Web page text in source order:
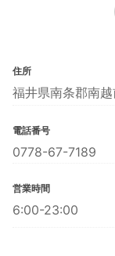
住所
福井県南条郡南
電話番号
0778-67-7189
営業時間
6:00-23:00